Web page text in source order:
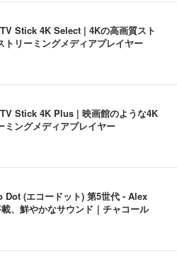
Stick 4K Select | 4Kの高画質スト
トリーミングメディアプレイヤー
Stick 4K Plus | 映画館のような4K
ミングメディアプレイヤー
(エコードット) 第5世代 - Alex
、鮮やかなサウンド｜チャコール